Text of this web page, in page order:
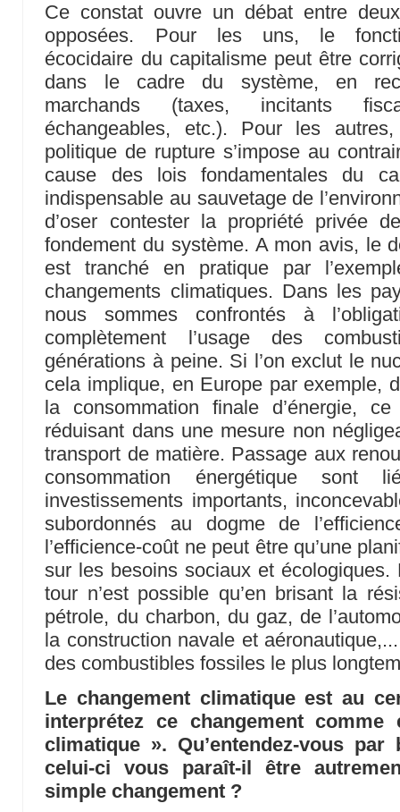
Ce constat ouvre un débat entre
opposées. Pour les uns, le
écocidaire du capitalisme peut être
dans le cadre du système, en
marchands (taxes, incitants
échangeables, etc.). Pour les
politique de rupture s’impose au
cause des lois fondamentales du
indispensable au sauvetage de
d’oser contester la propriété privée
fondement du système. A mon avis, le
est tranché en pratique par
changements climatiques. Dans les
nous sommes confrontés à
complètement l’usage des
générations à peine. Si l’on exclut le
cela implique, en Europe par exemple,
la consommation finale d’énergie,
réduisant dans une mesure non
transport de matière. Passage aux
consommation énergétique sont
investissements importants,
subordonnés au dogme de
l’efficience-coût ne peut être qu’une
sur les besoins sociaux et
tour n’est possible qu’en brisant la
pétrole, du charbon, du gaz, de
la construction navale et
des combustibles fossiles le plus
Le changement climatique est au
interprétez ce changement
climatique ». Qu’entendez-vous
celui-ci vous paraît-il être
simple changement ?